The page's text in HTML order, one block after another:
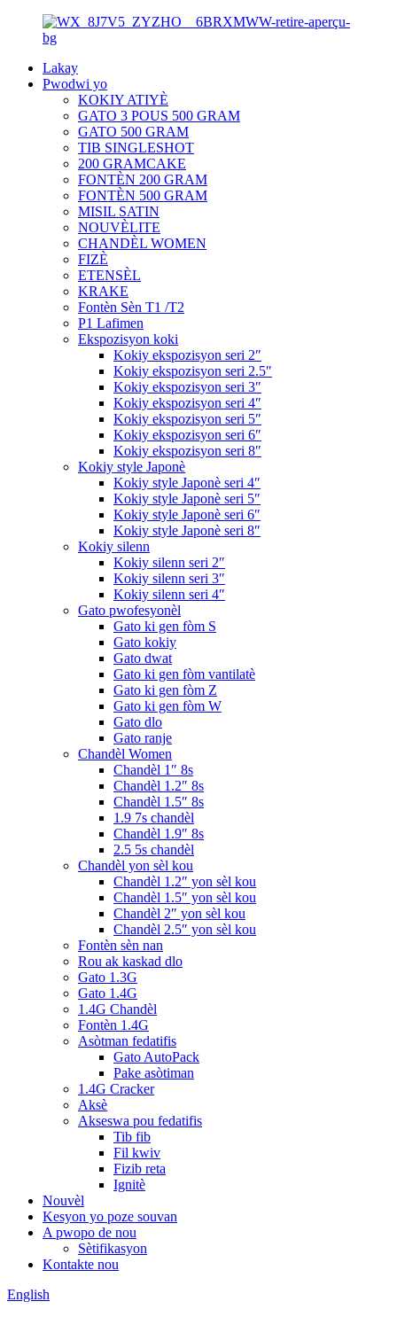
Lakay
Pwodwi yo
KOKIY ATIYÈ
GATO 3 POUS 500 GRAM
GATO 500 GRAM
TIB SINGLESHOT
200 GRAMCAKE
FONTÈN 200 GRAM
FONTÈN 500 GRAM
MISIL SATIN
NOUVÈLITE
CHANDÈL WOMEN
FIZÈ
ETENSÈL
KRAKE
Fontèn Sèn T1 /T2
P1 Lafimen
Ekspozisyon koki
Kokiy ekspozisyon seri 2″
Kokiy ekspozisyon seri 2.5″
Kokiy ekspozisyon seri 3″
Kokiy ekspozisyon seri 4″
Kokiy ekspozisyon seri 5″
Kokiy ekspozisyon seri 6″
Kokiy ekspozisyon seri 8″
Kokiy style Japonè
Kokiy style Japonè seri 4″
Kokiy style Japonè seri 5″
Kokiy style Japonè seri 6″
Kokiy style Japonè seri 8″
Kokiy silenn
Kokiy silenn seri 2″
Kokiy silenn seri 3″
Kokiy silenn seri 4″
Gato pwofesyonèl
Gato ki gen fòm S
Gato kokiy
Gato dwat
Gato ki gen fòm vantilatè
Gato ki gen fòm Z
Gato ki gen fòm W
Gato dlo
Gato ranje
Chandèl Women
Chandèl 1″ 8s
Chandèl 1.2″ 8s
Chandèl 1.5″ 8s
1.9 7s chandèl
Chandèl 1.9″ 8s
2.5 5s chandèl
Chandèl yon sèl kou
Chandèl 1.2″ yon sèl kou
Chandèl 1.5″ yon sèl kou
Chandèl 2″ yon sèl kou
Chandèl 2.5″ yon sèl kou
Fontèn sèn nan
Rou ak kaskad dlo
Gato 1.3G
Gato 1.4G
1.4G Chandèl
Fontèn 1.4G
Asòtman fedatifis
Gato AutoPack
Pake asòtiman
1.4G Cracker
Aksè
Akseswa pou fedatifis
Tib fib
Fil kwiv
Fizib reta
Ignitè
Nouvèl
Kesyon yo poze souvan
A pwopo de nou
Sètifikasyon
Kontakte nou
English